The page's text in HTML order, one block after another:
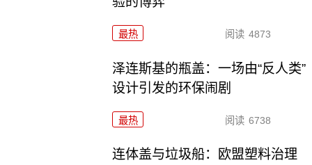
最热 阅读 4873
泽连斯基的瓶盖：一场由“反人类”
设计引发的环保闹剧
最热 阅读 6738
连体盖与垃圾船：欧盟塑料治理